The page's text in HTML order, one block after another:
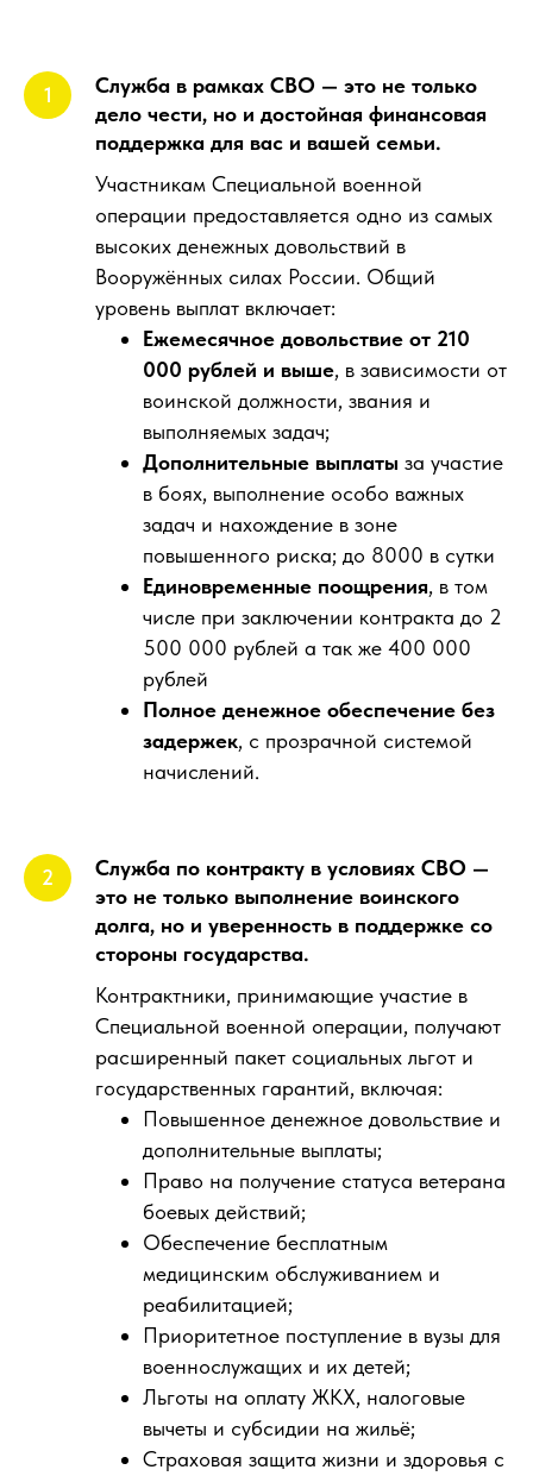
Служба в рамках СВО — это не только
дело чести, но и достойная финансовая
поддержка для вас и вашей семьи.
Участникам Специальной военной
операции предоставляется одно из самых
высоких денежных довольствий в
Вооружённых силах России. Общий
уровень выплат включает:
Ежемесячное довольствие от 210
000 рублей и выше, в зависимости от
воинской должности, звания и
выполняемых задач;
Дополнительные выплаты за участие
в боях, выполнение особо важных
задач и нахождение в зоне
повышенного риска; до 8000 в сутки
Единовременные поощрения, в том
числе при заключении контракта до 2
500 000 рублей а так же 400 000
рублей
Полное денежное обеспечение без
задержек, с прозрачной системой
начислений.
Служба по контракту в условиях СВО —
это не только выполнение воинского
долга, но и уверенность в поддержке со
стороны государства.
Контрактники, принимающие участие в
Специальной военной операции, получают
расширенный пакет социальных льгот и
государственных гарантий, включая:
Повышенное денежное довольствие и
дополнительные выплаты;
Право на получение статуса ветерана
боевых действий;
Обеспечение бесплатным
медицинским обслуживанием и
реабилитацией;
Приоритетное поступление в вузы для
военнослужащих и их детей;
Льготы на оплату ЖКХ, налоговые
вычеты и субсидии на жильё;
Страховая защита жизни и здоровья с